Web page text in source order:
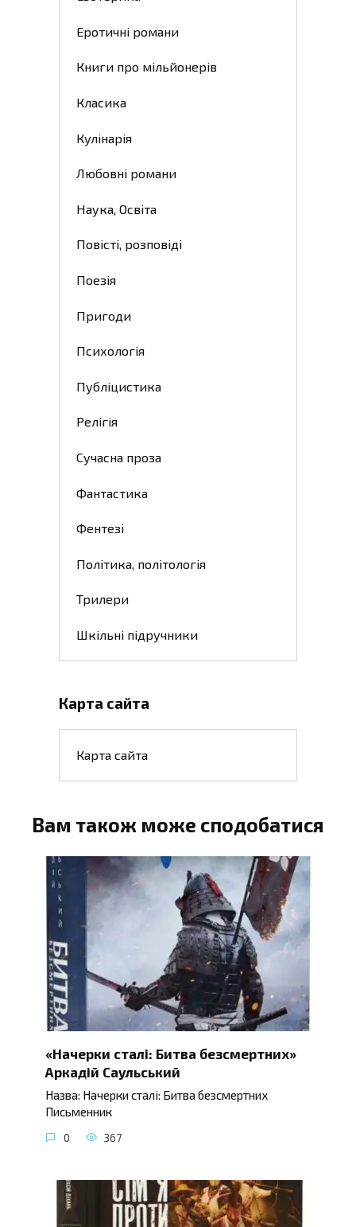
Еротичні романи
Книги про мільйонерів
Класика
Кулінарія
Любовні романи
Наука, Освіта
Повісті, розповіді
Поезія
Пригоди
Психологія
Публіцистика
Релігія
Сучасна проза
Фантастика
Фентезі
Політика, політологія
Трилери
Шкільні підручники
Карта сайта
Карта сайта
Вам також може сподобатися
«Начерки сталі: Битва безсмертних»
Аркадій Саульський
Назва: Начерки сталі: Битва безсмертних
Письменник
0 367